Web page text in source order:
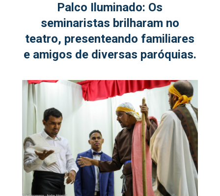
Palco Iluminado: Os
seminaristas brilharam no
teatro, presenteando familiares
e amigos de diversas paróquias.